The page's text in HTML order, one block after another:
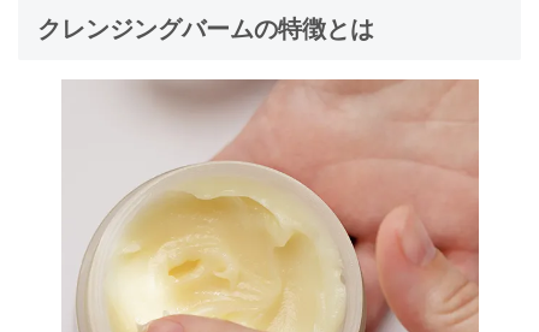
クレンジングバームの特徴とは